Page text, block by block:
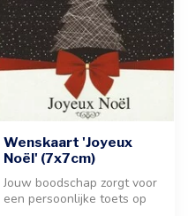
Wenskaart 'Joyeux
Noël' (7x7cm)
Jouw boodschap zorgt voor
een persoonlijke toets op